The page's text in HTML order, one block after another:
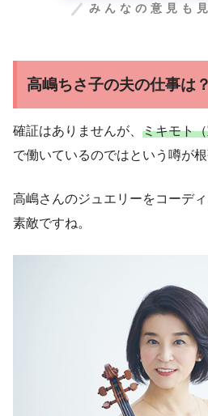
みんなの意見も
高嶋ちさ子の夫の仕事は？
確証はありませんが、 ミキモト
で働いているのではという噂が根
高嶋さんのジュエリーをコーデ
素敵ですね。